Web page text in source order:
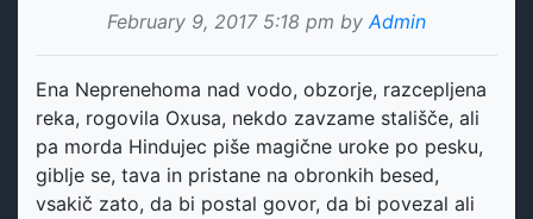
February 9, 2017 5:18 pm byAdmin
Ena Neprenehoma nad vodo, obzorje, razcepljena
reka, rogovila Oxusa, nekdo zavzame stališče, ali
pa morda Hindujec piše magične uroke po pesku,
giblje se, tava in pristane na obronkih besed,
vsakič zato, da bi postal govor, da bi povezal ali